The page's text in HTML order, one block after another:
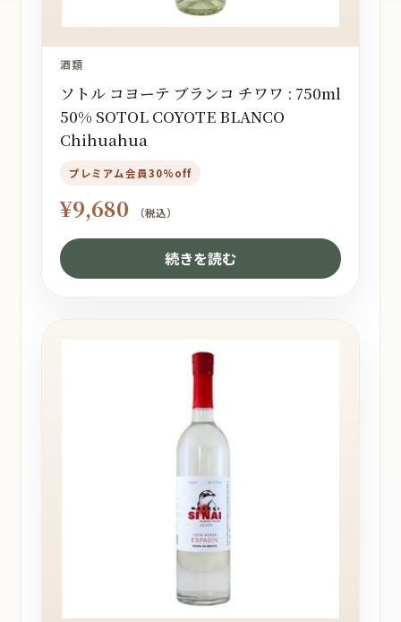
酒類
ソトル コヨーテ ブランコ チワワ : 750ml
50% SOTOL COYOTE BLANCO
Chihuahua
プレミアム会員30%off
¥9,680 （税込）
続きを読む